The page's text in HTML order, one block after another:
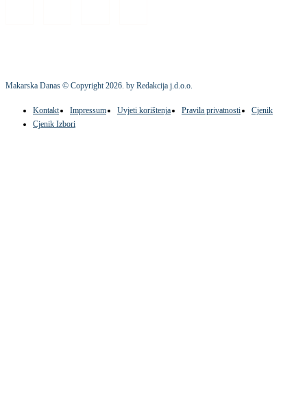
Makarska Danas © Copyright2026. by Redakcija j.d.o.o.
Kontakt Impressum Uvjeti korištenja Pravila privatnosti
Cjenik
Cjenik Izbori